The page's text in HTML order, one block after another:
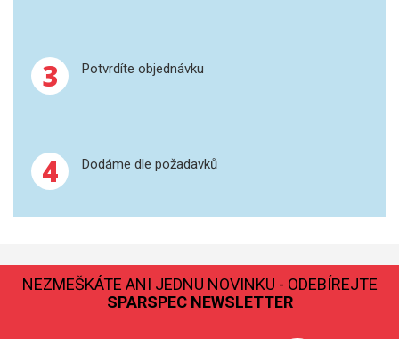
RAMAN
3 Potvrdíte objednávku
4 Dodáme dle požadavků
NEZMEŠKÁTE ANI JEDNU NOVINKU - ODEBÍREJTE
SPARSPEC NEWSLETTER